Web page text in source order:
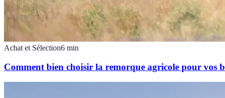
Achat et Sélection6 min
Comment bien choisir la remorque agricole pour vos